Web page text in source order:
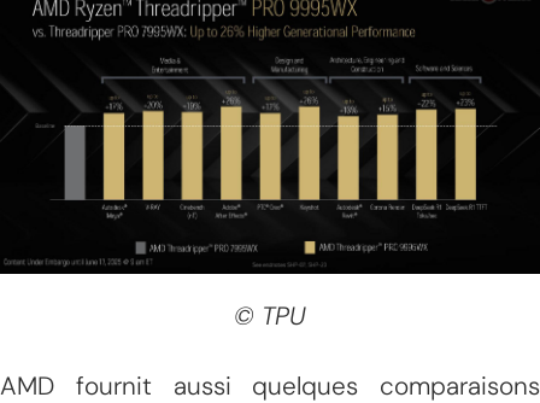
© TPU
AMD fournit aussi quelques comparaisons